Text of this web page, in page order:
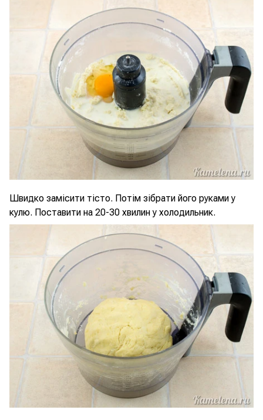
Швидко замісити тісто. Потім зібрати його руками у
кулю. Поставити на 20-30 хвилин у холодильник.